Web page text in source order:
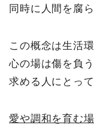
同時に人間を腐
この概念は生活
心の場は傷を負
求める人にとっ
愛や調和を育む